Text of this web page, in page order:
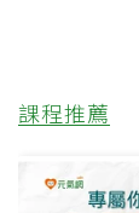
課程推薦